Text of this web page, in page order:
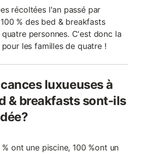
récoltées l'an passé par
% des bed & breakfasts
personnes. C'est donc la
les familles de quatre !
luxueuses à
& breakfasts sont-ils
ont une piscine, 100 %ont un